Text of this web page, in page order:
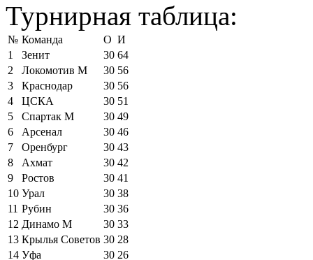
Турнирная таблица:
№ Команда О И
1
Зенит 30 64
2
Локомотив М 30 56
3
Краснодар 30 56
4
ЦСКА 30 51
5
Спартак М 30 49
6
Арсенал 30 46
7
Оренбург 30 43
8
Ахмат 30 42
9
Ростов 30 41
10 Урал 30 38
11 Рубин 30 36
12 Динамо М 30 33
13 Крылья Советов 30 28
14 Уфа 30 26